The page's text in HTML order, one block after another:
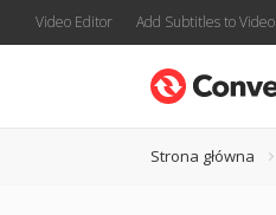
Video Editor Add Subtitles to Video
Strona główna